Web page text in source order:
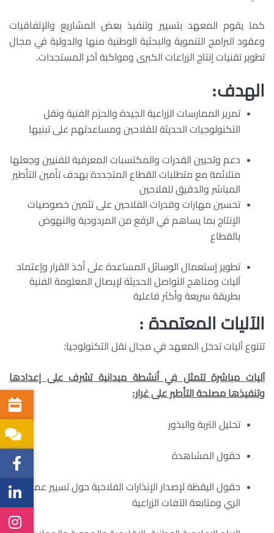
كما يقوم المعهد بتسيير وتنفيذ بعض المشاريع والإتفاقيات
وعقود البرامج التنموية والبحثية الوطنية منها والدولية في مجال
تطوير تقنيات إنتاج الزراعات الكبرى ومواكبة آخر المستجدات.
الهدف:
تمرير الممارسات الزراعية الجيدة والحزم الفنية ونقل
التكنولوجيات الحديثة للفلاحين ومساعدتهم على تبنيها
دعم وتحيين القدرات والمكتسبات المعرفية للفنيين وجعلها
متلائمة مع متطلبات القطاع المتجددة بهدف تأمين التأطير
المباشر والدقيق للفلاحين
تحسين مهارات وقدرات الفلاحين على تثمين خصوصيات
الإنتاج بما يساهم في الرفع من المردودية والنهوض
بالقطاع
تطوير إستعمال الوسائل المساعدة على أخذ القرار وإعتماد
آليات ومناهج التواصل الحديثة لإيصال المعلومة الفنية
بطريقة سريعة وأكثر فاعلية
الآليات المعتمدة :
تتنوع آليات تدخل المعهد في مجال نقل التكنولوجيا:
آليات مباشرة تتمثل في أنشطة ميدانية تشرف على إعدادها
وتنفيذها مصلحة التأطير على غرار:
تحليل التربة والبذور
حقول المشاهدة
حقول اليقظة لإصدار الإنذارات الفلاحية حول تسيير عملية
الري ومتابعة الآفات الزراعية